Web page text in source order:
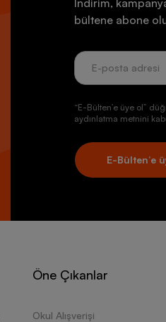
İndirim,
bültene abone
“E-Bülten’e üye ol”
aydınlatma metnini
E-Bülten’e
Öne Çıkanlar
Okul Alışverişi